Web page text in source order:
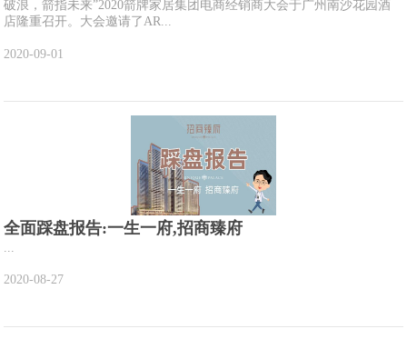
破浪，箭指未来”2020箭牌家居集团电商经销商大会于广州南沙花园酒
店隆重召开。大会邀请了AR...
2020-09-01
全面踩盘报告:一生一府,招商臻府
...
2020-08-27